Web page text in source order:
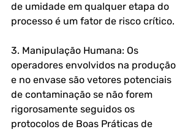
de umidade em qualquer etapa do
processo é um fator de risco crítico.
3. Manipulação Humana: Os
operadores envolvidos na produção
e no envase são vetores potenciais
de contaminação se não forem
rigorosamente seguidos os
protocolos de Boas Práticas de